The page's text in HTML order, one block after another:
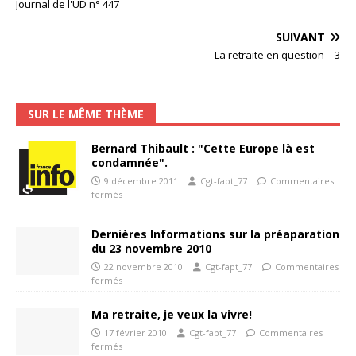
Journal de l'UD n° 447
SUIVANT
La retraite en question – 3
SUR LE MÊME THÈME
Bernard Thibault : "Cette Europe là est
condamnée".
9 décembre 2011 Cgt-fapt_77
Commentaires
fermés
Dernières Informations sur la préaparation
du 23 novembre 2010
22 novembre 2010 Cgt-fapt_77
Commentaires
fermés
Ma retraite, je veux la vivre!
17 février 2010 Cgt-fapt_77
Commentaires
fermés